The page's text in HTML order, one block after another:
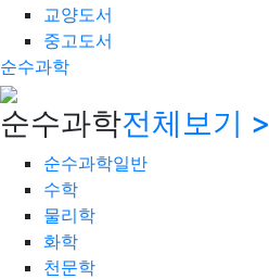
교양도서
중고도서
순수과학
순수과학전체보기 >
순수과학일반
수학
물리학
화학
천문학